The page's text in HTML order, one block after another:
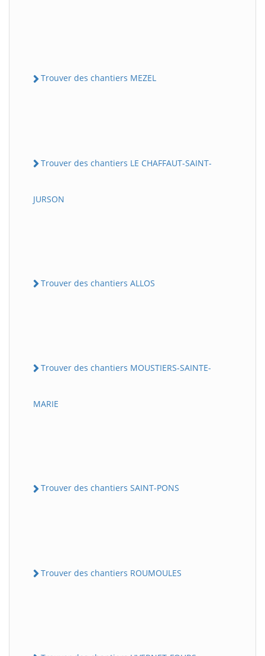
Trouver des chantiers MEZEL
Trouver des chantiers LE CHAFFAUT-SAINT-
JURSON
Trouver des chantiers ALLOS
Trouver des chantiers MOUSTIERS-SAINTE-
MARIE
Trouver des chantiers SAINT-PONS
Trouver des chantiers ROUMOULES